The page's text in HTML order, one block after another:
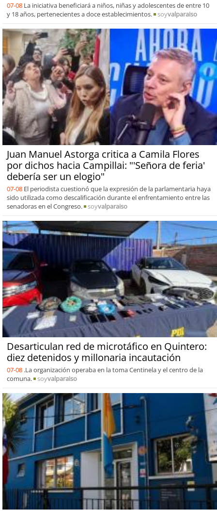
07-08 La iniciativa beneficiará a niños, niñas y adolescentes de entre 10
y 18 años, pertenecientes a doce establecimientos.
soyvalparaiso
Juan Manuel Astorga critica a Camila Flores
por dichos hacia Campillai: "'Señora de feria'
debería ser un elogio"
07-08 El periodista cuestionó que la expresión de la parlamentaria haya
sido utilizada como descalificación durante el enfrentamiento entre las
senadoras en el Congreso.
soyvalparaiso
Desarticulan red de microtáfico en Quintero:
diez detenidos y millonaria incautación
07-08 .La organización operaba en la toma Centinela y el centro de la
comuna.
soyvalparaiso